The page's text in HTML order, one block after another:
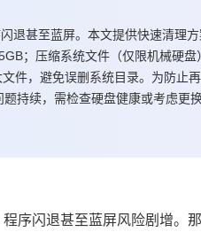
退甚至蓝屏。本文提供快速清理
；压缩系统文件（仅限机械硬
件，避免误删系统目录。为防止
持续，需检查硬盘健康或考虑更换
序闪退甚至蓝屏风险剧增。